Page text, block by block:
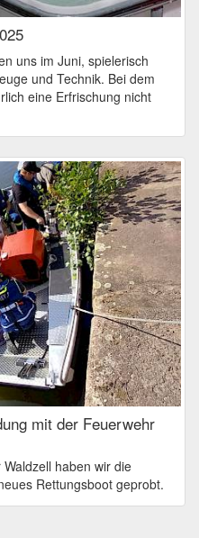
uns im Juni, spielerisch
und Technik. Bei dem
eine Erfrischung nicht
mit der Feuerwehr
haben wir die
Rettungsboot geprobt.